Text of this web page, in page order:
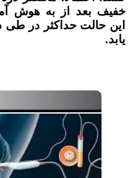
خفیف بعد از به هوش
این حالت حداکثر در طی
یابد.